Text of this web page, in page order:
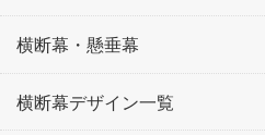
横断幕・懸垂幕
横断幕デザイン一覧